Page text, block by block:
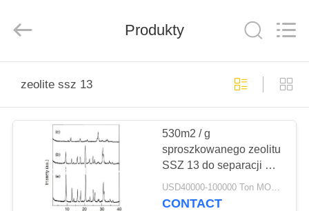
PRODUKTY
Rights
Produkty
zeolite ssz 13
530m2 / g
sproszkowanego zeolitu
SSZ 13 do separacji N2
i CO2
USD40000-100000 Ton MOQ:1 KG
CONTACT